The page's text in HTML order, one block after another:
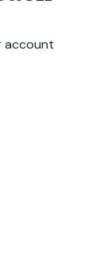
account